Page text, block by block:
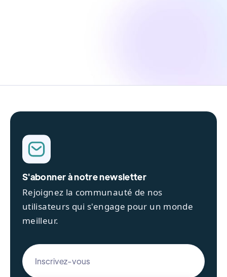
S'abonner à notre newsletter
Rejoignez la communauté de nos
utilisateurs qui s'engage pour un monde
meilleur.